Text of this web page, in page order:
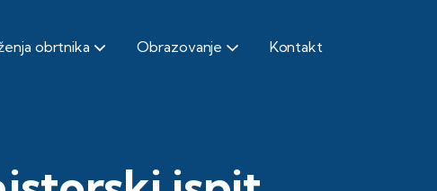
obrtnika Obrazovanje Kontakt